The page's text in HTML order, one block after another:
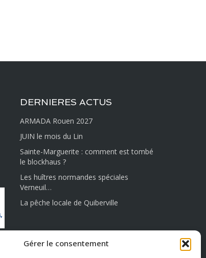
Gérer le consentement
DERNIERES ACTUS
ARMADA Rouen 2027
JUIN le mois du Lin
Sainte-Marguerite : comment est tombé
le blockhaus ?
Les huîtres normandes spéciales
Verneuil…
La pêche locale de Quiberville